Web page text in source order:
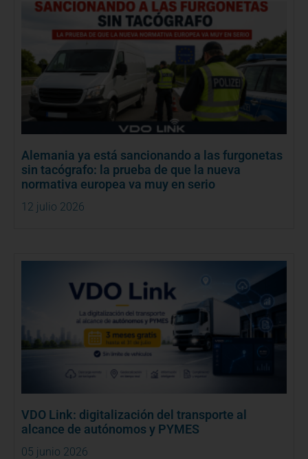
Alemania ya está sancionando a las furgonetas
sin tacógrafo: la prueba de que la nueva
normativa europea va muy en serio
12 julio 2026
VDO Link: digitalización del transporte al
alcance de autónomos y PYMES
05 junio 2026